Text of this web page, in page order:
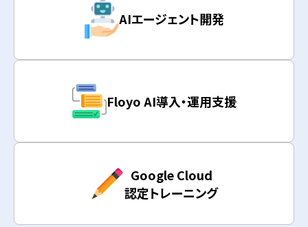
AIエージェント開発
Floyo AI導入・運用支援
Google Cloud
認定トレーニング